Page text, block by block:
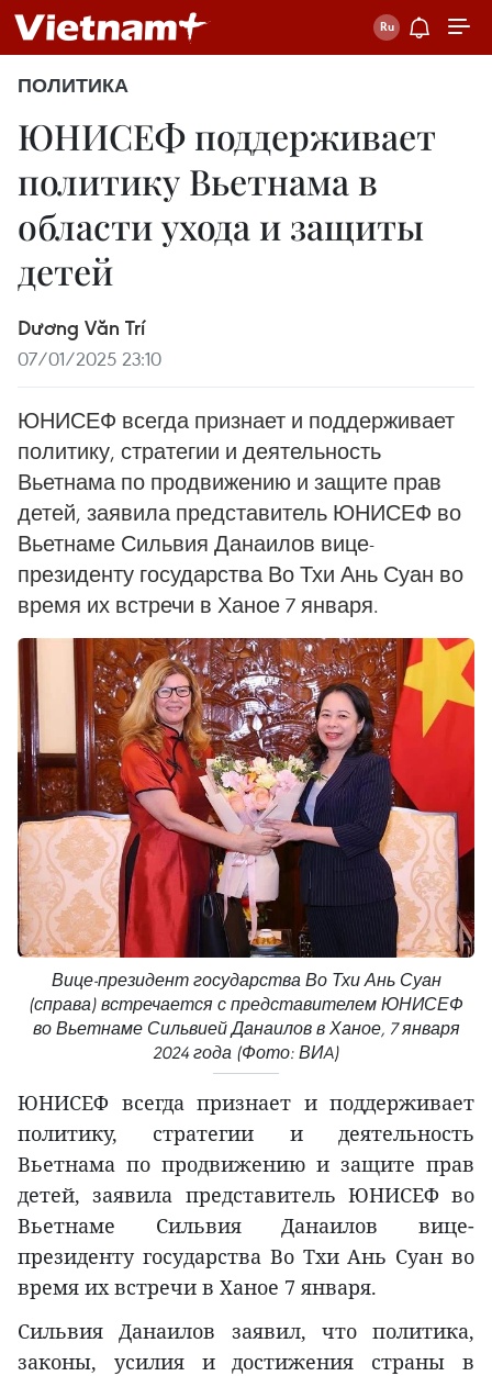
ПОЛИТИКА
ЮНИСЕФ поддерживает
политику Вьетнама в
области ухода и защиты
детей
Dương Văn Trí
07/01/2025 23:10
ЮНИСЕФ всегда признает и поддерживает
политику, стратегии и деятельность
Вьетнама по продвижению и защите прав
детей, заявила представитель ЮНИСЕФ во
Вьетнаме Сильвия Данаилов вице-
президенту государства Во Тхи Ань Суан во
время их встречи в Ханое 7 января.
Вице-президент государства Во Тхи Ань Суан
(справа) встречается с представителем ЮНИСЕФ
во Вьетнаме Сильвией Данаилов в Ханое, 7 января
2024 года (Фото: ВИA)
ЮНИСЕФ всегда признает и поддерживает
политику, стратегии и деятельность
Вьетнама по продвижению и защите прав
детей, заявила представитель ЮНИСЕФ во
Вьетнаме Сильвия Данаилов вице-
президенту государства Во Тхи Ань Суан во
время их встречи в Ханое 7 января.
Сильвия Данаилов заявил, что политика,
законы, усилия и достижения страны в